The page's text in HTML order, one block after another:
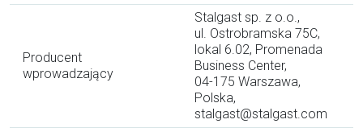
Producent
wprowadzający
Stalgast sp. z o.o.,
ul. Ostrobramska 75C,
lokal 6.02, Promenada
Business Center,
04-175 Warszawa,
Polska,
stalgast@stalgast.com